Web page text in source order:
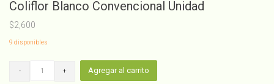
Coliflor Blanco Convencional Unidad
$2,600
9 disponibles
Agregar al carrito